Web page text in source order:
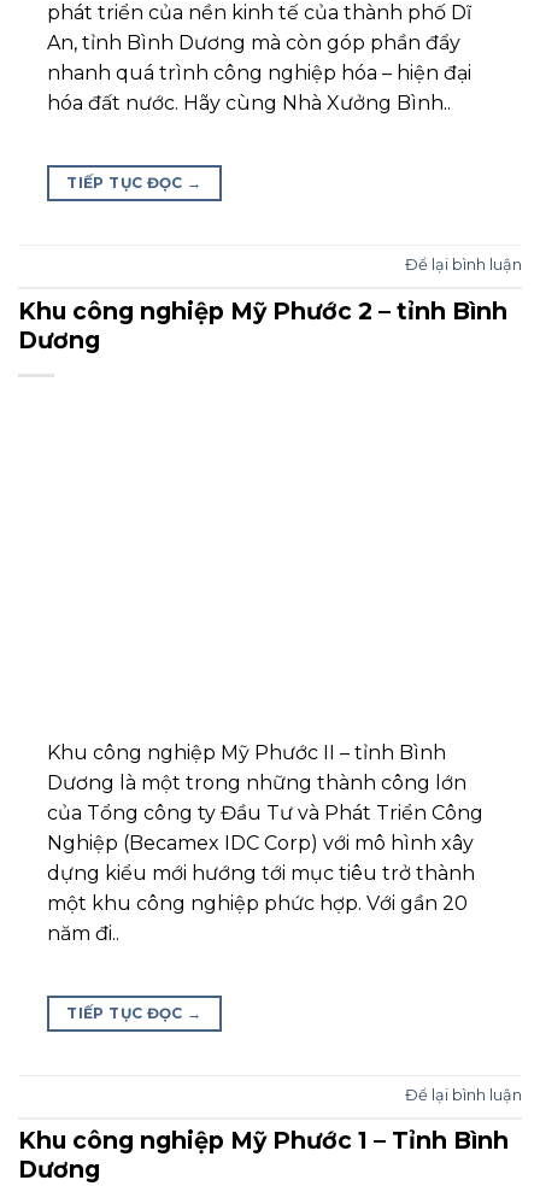
phát triển của nền kinh tế của thành phố Dĩ
An, tỉnh Bình Dương mà còn góp phần đẩy
nhanh quá trình công nghiệp hóa – hiện đại
hóa đất nước. Hãy cùng Nhà Xưởng Bình..
TIẾP TỤC ĐỌC →
Để lại bình luận
Khu công nghiệp Mỹ Phước 2 – tỉnh Bình
Dương
Khu công nghiệp Mỹ Phước II – tỉnh Bình
Dương là một trong những thành công lớn
của Tổng công ty Đầu Tư và Phát Triển Công
Nghiệp (Becamex IDC Corp) với mô hình xây
dựng kiểu mới hướng tới mục tiêu trở thành
một khu công nghiệp phức hợp. Với gần 20
năm đi..
TIẾP TỤC ĐỌC →
Để lại bình luận
Khu công nghiệp Mỹ Phước 1 – Tỉnh Bình
Dương